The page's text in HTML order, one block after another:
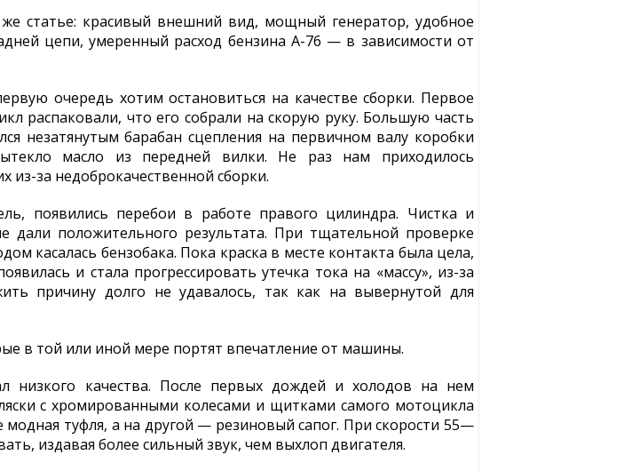
статье: красивый внешний вид, мощный генератор, удобное
цепи, умеренный расход бензина А-76 — в зависимости от
очередь хотим остановиться на качестве сборки. Первое
распаковали, что его собрали на скорую руку. Большую часть
незатянутым барабан сцепления на первичном валу коробки
масло из передней вилки. Не раз нам приходилось
из-за недоброкачественной сборки.
появились перебои в работе правого цилиндра. Чистка и
дали положительного результата. При тщательной проверке
касалась бензобака. Пока краска в месте контакта была цела,
и стала прогрессировать утечка тока на «массу», из-за
причину долго не удавалось, так как на вывернутой для
в той или иной мере портят впечатление от машины.
низкого качества. После первых дождей и холодов на нем
с хромированными колесами и щитками самого мотоцикла
туфля, а на другой — резиновый сапог. При скорости 55—
издавая более сильный звук, чем выхлоп двигателя.